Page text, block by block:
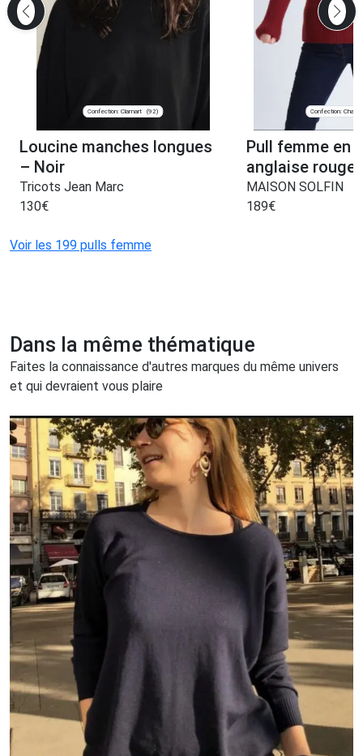
Confection: Clamart (92)
Loucine manches longues
– Noir
Tricots Jean Marc
130€
Confection:
Pull femme en
anglaise rouge
MAISON SOLFIN
189€
Voir les 199 pulls femme
Dans la même thématique
Faites la connaissance d'autres marques du même univers
et qui devraient vous plaire